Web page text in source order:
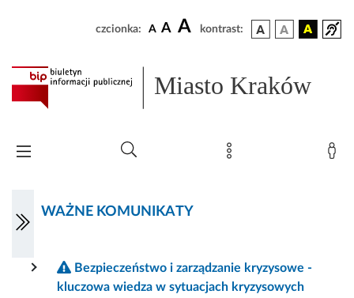
czcionka: A A A kontrast:
Miasto Kraków
WAŻNE KOMUNIKATY
Bezpieczeństwo i zarządzanie kryzysowe -
kluczowa wiedza w sytuacjach kryzysowych